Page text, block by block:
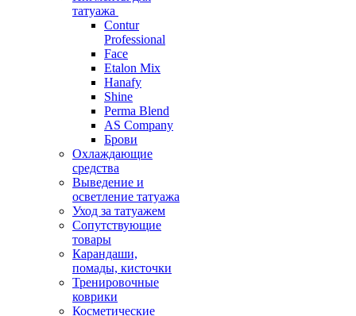
татуажа
Contur
Professional
Face
Etalon Mix
Hanafy
Shine
Perma Blend
AS Company
Брови
Охлаждающие
средства
Выведение и
осветление татуажа
Уход за татуажем
Сопутствующие
товары
Карандаши,
помады, кисточки
Тренировочные
коврики
Косметические